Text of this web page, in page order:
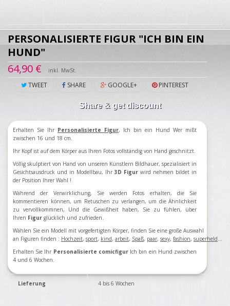
PERSONALISIERTE FIGUR "ICH BIN EIN
HUND"
64,90 €
inkl. MwSt.
TWEET SHARE GOOGLE+ PINTEREST
Share & get discount
Erhalten Sie Ihr Personalisierte Figur, Ich bin ein Hund Wer mißt
zwischen 16 und 18 cm.
Ihr Kopf ist auf dem Körper aus Ihren Fotos vollständig von Hand geschnitzt.
Völlig skulptiert von Hand von unseren Künstlern Bildhauer, spezialisiert in
Gesichtsausdruck und in Modellbau, Ihr 3D Figur wird nehmen bildet in
der Position Ihrer Wahl !
Während der Verwirklichung, Sie werden Fotos erhalten, die Sie
kommentieren können, um Retuschen zu verlangen, um die Ähnlichkeit
zu vervollkommnen, Und die Gewißheit haben, Sie zu fühlen, über
Ihren Figur glücklich und zufrieden.
Wählen Sie ein Modell mit vorgefertigten Körper, finden Sie eine große Auswahl
an Figuren finden : Hochzeit, sport, kind, arbeit, Spaß, paar, sexy, fashion, superheld...
Erhalten Sie Ihr Personalisierte comicfigurIch bin ein Hund zwischen
4 und 6 Wochen.
Lieferung 4 bis 6 Wochen